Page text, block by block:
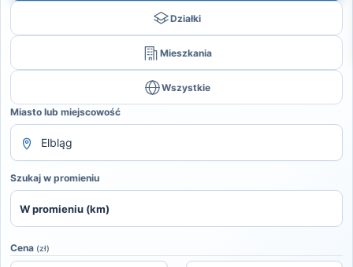
Działki
Mieszkania
Wszystkie
Miasto lub miejscowość
Szukaj w promieniu
Cena (zł)